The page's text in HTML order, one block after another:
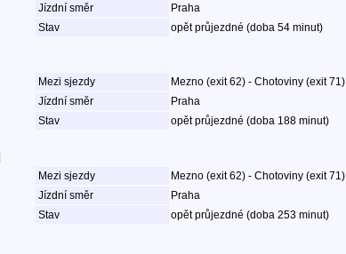
Jízdní směr
Praha
Stav opět průjezdné (doba 54 minut)
Mezi sjezdy
Mezno (exit 62) - Chotoviny (exit 71)
Jízdní směr
Praha
Stav opět průjezdné (doba 188 minut)
Mezi sjezdy
Mezno (exit 62) - Chotoviny (exit 71)
Jízdní směr
Praha
Stav opět průjezdné (doba 253 minut)